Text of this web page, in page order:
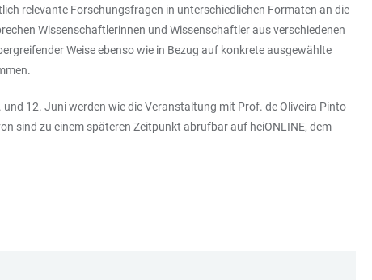
relevante Forschungsfragen in unterschiedlichen Formaten an die
Wissenschaftlerinnen und Wissenschaftler aus verschiedenen
Weise ebenso wie in Bezug auf konkrete ausgewählte
12. Juni werden wie die Veranstaltung mit Prof. de Oliveira Pinto
sind zu einem späteren Zeitpunkt abrufbar auf heiONLINE, dem